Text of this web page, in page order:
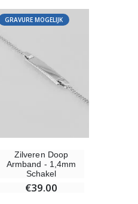
GRAVURE MOGELIJK
Zilveren Doop
Armband - 1,4mm
Schakel
€39.00